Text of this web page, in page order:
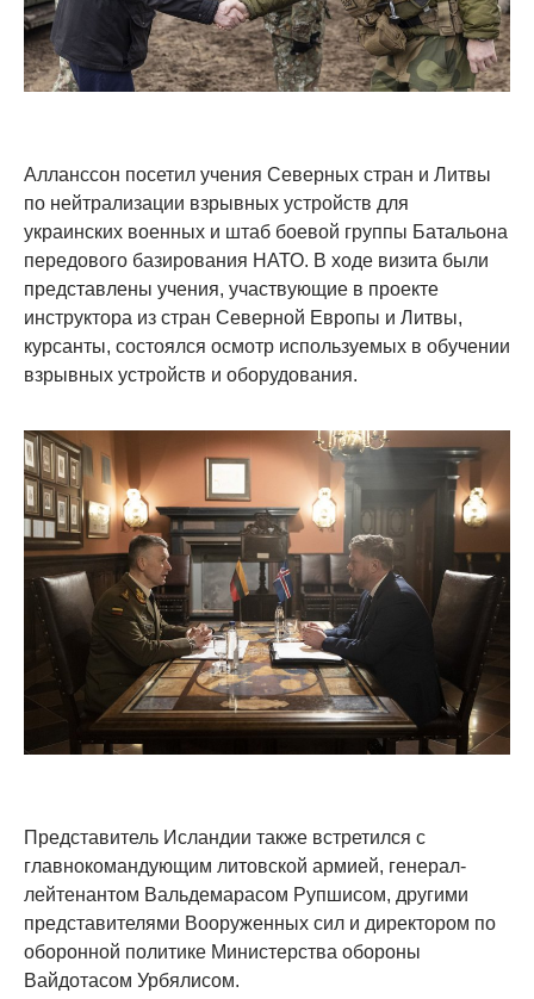
Алланссон посетил учения Северных стран и Литвы
по нейтрализации взрывных устройств для
украинских военных и штаб боевой группы Батальона
передового базирования НАТО. В ходе визита были
представлены учения, участвующие в проекте
инструктора из стран Северной Европы и Литвы,
курсанты, состоялся осмотр используемых в обучении
взрывных устройств и оборудования.
Представитель Исландии также встретился с
главнокомандующим литовской армией, генерал-
лейтенантом Вальдемарасом Рупшисом, другими
представителями Вооруженных сил и директором по
оборонной политике Министерства обороны
Вайдотасом Урбялисом.